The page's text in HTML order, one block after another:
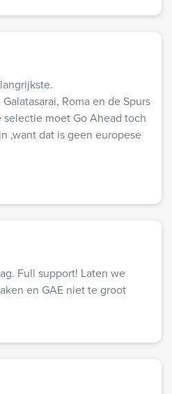
Roma en de Spurs
moet Go Ahead toch
,want dat is geen europese
Full support! Laten we
en GAE niet te groot